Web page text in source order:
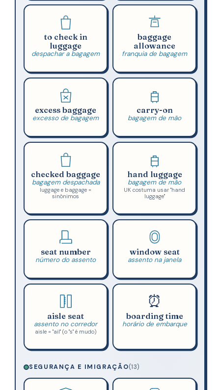
to check in
luggage
despachar a bagagem
baggage
allowance
franquia de bagagem
excess baggage
excesso de bagagem
carry-on
bagagem de mão
checked baggage
bagagem despachada
luggage e baggage =
sinônimos
hand luggage
bagagem de mão
UK costuma usar "hand
luggage"
seat number
número do assento
window seat
assento na janela
aisle seat
assento no corredor
aisle = "ail" (o "s" é mudo)
⏰
boarding time
horário de embarque
SEGURANÇA E IMIGRAÇÃO(13)